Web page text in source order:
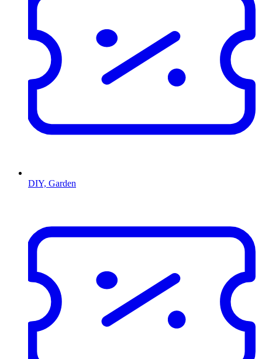
DIY, Garden